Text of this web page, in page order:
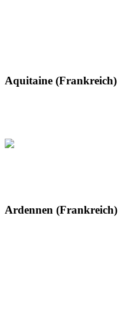
Aquitaine (Frankreich)
Ardennen (Frankreich)